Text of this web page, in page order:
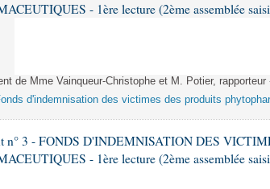
- 1ère lecture (2ème assemblée
de Mme Vainqueur-Christophe et M. Potier,
d'indemnisation des victimes des produits
n° 3 - FONDS D'INDEMNISATION DES
- 1ère lecture (2ème assemblée